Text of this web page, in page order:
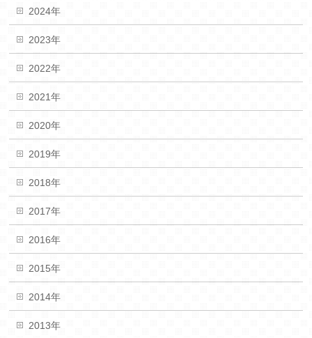
2024年
2023年
2022年
2021年
2020年
2019年
2018年
2017年
2016年
2015年
2014年
2013年